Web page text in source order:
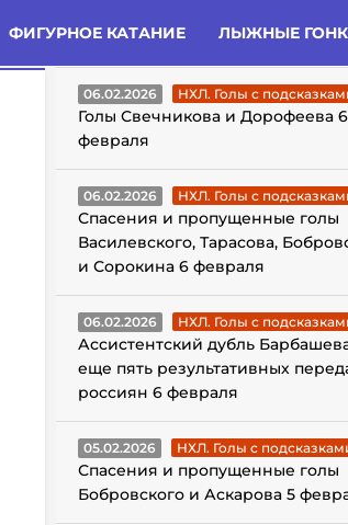
ФИГУРНОЕ КАТАНИЕ ЛЫЖНЫЕ
ГОЛЫ С ПОДСКАЗКАМИ
06.02.2026 НХЛ. Голы с
Голы Свечникова и Дорофеева 6
февраля
06.02.2026 НХЛ. Голы с
Спасения и пропущенные голы
Василевского, Тарасова,
и Сорокина 6 февраля
06.02.2026 НХЛ. Голы с
Ассистентский дубль
еще пять результативных
россиян 6 февраля
05.02.2026 НХЛ. Голы с
Спасения и пропущенные голы
Бобровского и Аскарова 5